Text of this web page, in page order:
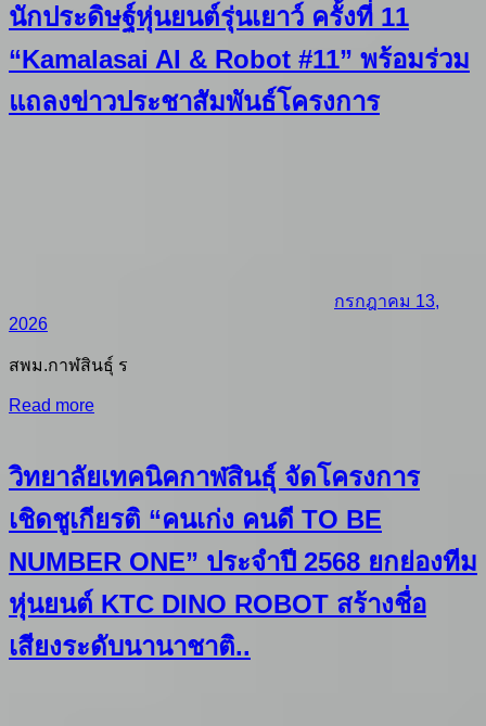
นักประดิษฐ์หุ่นยนต์รุ่นเยาว์ ครั้งที่ 11
“Kamalasai AI & Robot #11” พร้อมร่วม
แถลงข่าวประชาสัมพันธ์โครงการ
กรกฎาคม 13,
2026
สพม.กาฬสินธุ์ ร
Read more
วิทยาลัยเทคนิคกาฬสินธุ์ จัดโครงการ
เชิดชูเกียรติ “คนเก่ง คนดี TO BE
NUMBER ONE” ประจำปี 2568 ยกย่องทีม
หุ่นยนต์ KTC DINO ROBOT สร้างชื่อ
เสียงระดับนานาชาติ..